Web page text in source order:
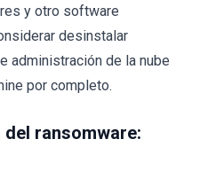
y otro software
desinstalar
administración de la nube
por completo.
ransomware: